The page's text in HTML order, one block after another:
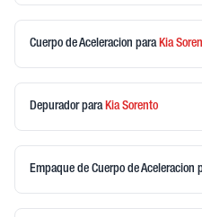
Cuerpo de Aceleracion para Kia
Depuradorpara KiaSorento
Empaque de Cuerpo de Aceleracion